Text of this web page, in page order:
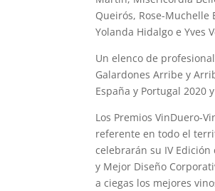
Queirós, Rose-Muchelle
Yolanda Hidalgo e Yves
Un elenco de
Galardones Arribe y
España y Portugal 2020
Los Premios VinDuero-
referente en todo el
celebrarán su IV
y Mejor Diseño
a ciegas los mejores